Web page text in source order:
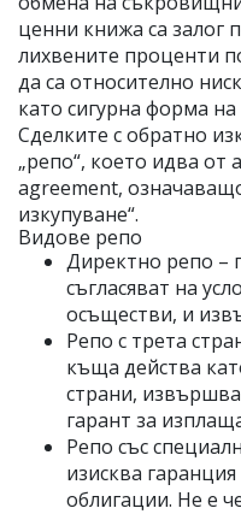
ценни книжа са залог
лихвените проценти
да са относително
като сигурна форма
Сделките с обратно
„репо“, което идва от
agreement,
изкупуване“.
Видове репо
Директно репо –
съгласяват на
осъществи, и
Репо с трета
къща действа
страни,
гарант за
Репо със
изисква
облигации. Не е